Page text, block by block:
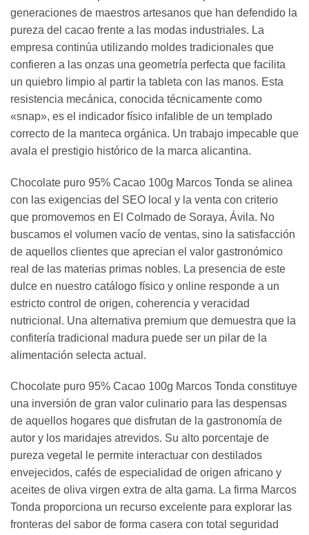
generaciones de maestros artesanos que han defendido la
pureza del cacao frente a las modas industriales. La
empresa continúa utilizando moldes tradicionales que
confieren a las onzas una geometría perfecta que facilita
un quiebro limpio al partir la tableta con las manos. Esta
resistencia mecánica, conocida técnicamente como
«snap», es el indicador físico infalible de un templado
correcto de la manteca orgánica. Un trabajo impecable que
avala el prestigio histórico de la marca alicantina.
Chocolate puro 95% Cacao 100g Marcos Tonda se alinea
con las exigencias del SEO local y la venta con criterio
que promovemos en El Colmado de Soraya, Ávila. No
buscamos el volumen vacío de ventas, sino la satisfacción
de aquellos clientes que aprecian el valor gastronómico
real de las materias primas nobles. La presencia de este
dulce en nuestro catálogo físico y online responde a un
estricto control de origen, coherencia y veracidad
nutricional. Una alternativa premium que demuestra que la
confitería tradicional madura puede ser un pilar de la
alimentación selecta actual.
Chocolate puro 95% Cacao 100g Marcos Tonda constituye
una inversión de gran valor culinario para las despensas
de aquellos hogares que disfrutan de la gastronomía de
autor y los maridajes atrevidos. Su alto porcentaje de
pureza vegetal le permite interactuar con destilados
envejecidos, cafés de especialidad de origen africano y
aceites de oliva virgen extra de alta gama. La firma Marcos
Tonda proporciona un recurso excelente para explorar las
fronteras del sabor de forma casera con total seguridad